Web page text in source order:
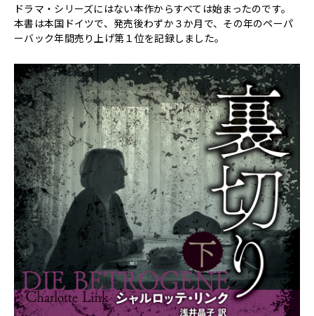
ドラマ・シリーズにはない本作からすべては始まったのです。
本書は本国ドイツで、発売後わずか３か月で、その年のペーパ
ーバック年間売り上げ第１位を記録しました。